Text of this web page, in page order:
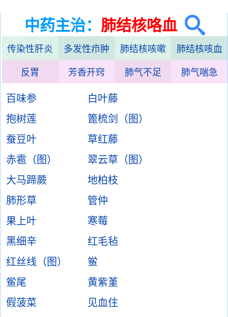
中药主治： 肺结核咯血
传染性肝炎 多发性疖肿 肺结核咳嗽 肺结核咳血
反胃 芳香开窍 肺气不足 肺气喘急
百味参
白叶藤
抱树莲
篦梳剑（图）
蚕豆叶
草红藤
赤雹（图）
翠云草（图）
大马蹄蕨
地柏枝
肺形草
管仲
果上叶
寒莓
黑细辛
红毛毡
红丝线（图）
鲎
鲎尾
黄紫堇
假菠菜
见血住